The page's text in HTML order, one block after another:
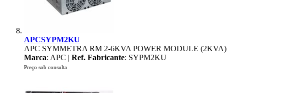
APCSYPM2KU
APC SYMMETRA RM 2-6KVA POWER MODULE (2KVA)
Marca: APC | Ref. Fabricante: SYPM2KU
Preço sob consulta